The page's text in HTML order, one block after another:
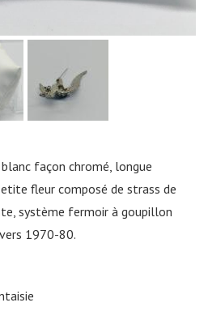
façon chromé, longue
fleur composé de strass de
système fermoir à goupillon
1970-80.